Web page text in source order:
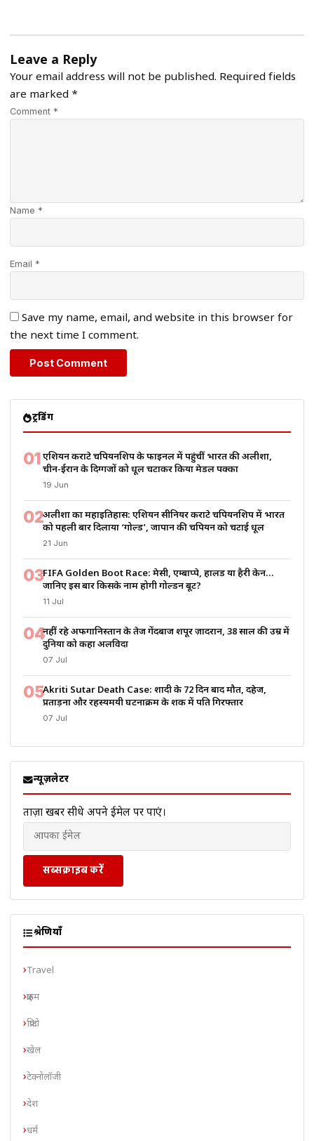
Leave a Reply
Your email address will not be published. Required fields
are marked *
Comment *
Name *
Email *
Save my name, email, and website in this browser for
the next time I comment.
ट्रेंडिंग
01एशियन कराटे चैंपियनशिप के फाइनल में पहुंचीं भारत की अलीशा,
चीन-ईरान के दिग्गजों को धूल चटाकर किया मेडल पक्का
19 Jun
02अलीशा का महाइतिहास: एशियन सीनियर कराटे चैंपियनशिप में भारत
को पहली बार दिलाया ‘गोल्ड’, जापान की चैंपियन को चटाई धूल
21 Jun
03FIFA Golden Boot Race: मेसी, एम्बाप्पे, हालैंड या हैरी केन…
जानिए इस बार किसके नाम होगी गोल्डन बूट?
11 Jul
04नहीं रहे अफगानिस्तान के तेज गेंदबाज शपूर ज़ादरान, 38 साल की उम्र में
दुनिया को कहा अलविदा
07 Jul
05Akriti Sutar Death Case: शादी के 72 दिन बाद मौत, दहेज,
प्रताड़ना और रहस्यमयी घटनाक्रम के शक में पति गिरफ्तार
07 Jul
न्यूज़लेटर
ताज़ा खबरें सीधे अपने ईमेल पर पाएं।
सब्सक्राइब करें
श्रेणियाँ
Travel
क्राइम
क्रिप्टो
खेल
टेक्नोलॉजी
देश
धर्म